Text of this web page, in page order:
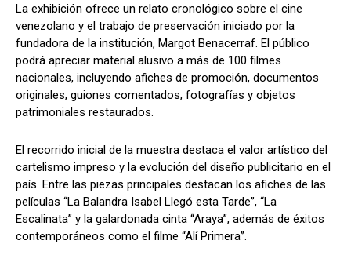
La exhibición ofrece un relato cronológico sobre el cine
venezolano y el trabajo de preservación iniciado por la
fundadora de la institución, Margot Benacerraf. El público
podrá apreciar material alusivo a más de 100 filmes
nacionales, incluyendo afiches de promoción, documentos
originales, guiones comentados, fotografías y objetos
patrimoniales restaurados.
El recorrido inicial de la muestra destaca el valor artístico del
cartelismo impreso y la evolución del diseño publicitario en el
país. Entre las piezas principales destacan los afiches de las
películas “La Balandra Isabel Llegó esta Tarde”, “La
Escalinata” y la galardonada cinta “Araya”, además de éxitos
contemporáneos como el filme “Alí Primera”.